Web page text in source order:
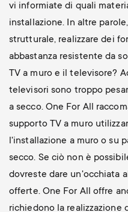
vi informiate di quali
installazione. In altre
strutturale, realizzare dei
abbastanza resistente da
TV a muro e il televisore?
televisori sono troppo
a secco. One For All
supporto TV a muro
l'installazione a muro o su
secco. Se ciò non è
dovreste dare un'occhiata
offerte. One For All offre
richiedono la realizzazione